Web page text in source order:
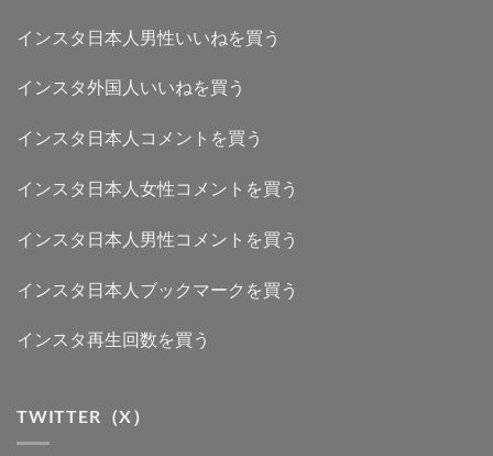
インスタ日本人男性いいねを買う
インスタ外国人いいねを買う
インスタ日本人コメントを買う
インスタ日本人女性コメントを買う
インスタ日本人男性コメントを買う
インスタ日本人ブックマークを買う
インスタ再生回数を買う
TWITTER（X）